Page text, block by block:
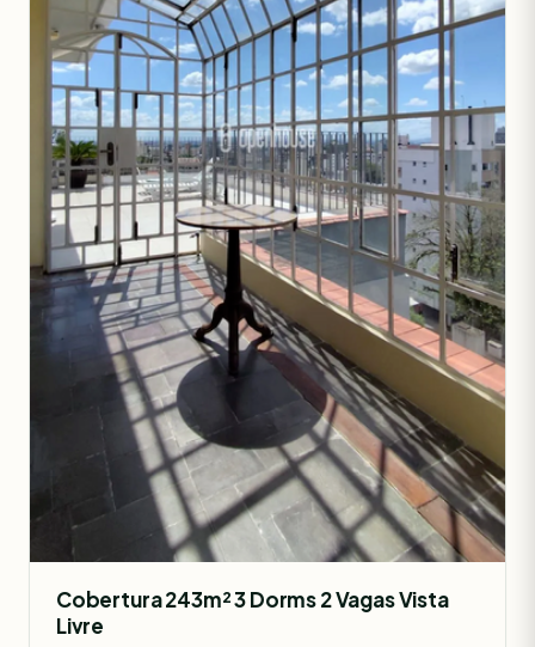
Cobertura 243m² 3 Dorms 2 Vagas Vista
Livre